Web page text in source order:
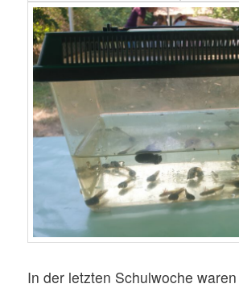
In der letzten Schulwoche